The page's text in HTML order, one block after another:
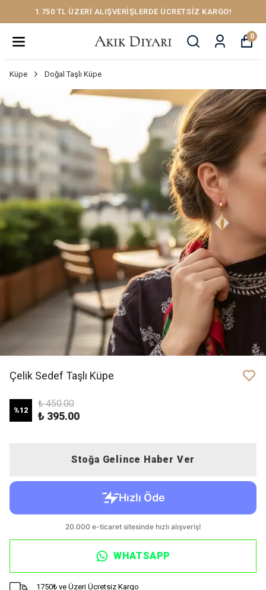
1.750 TL ÜZERİ ALIŞVERİŞLERDE ÜCRETSİZ KARGO!
0
Küpe Doğal Taşlı Küpe
Çelik Sedef Taşlı Küpe
%12
₺ 450.00
₺ 395.00
Stoğa Gelince Haber Ver
WHATSAPP
1750₺ ve Üzeri Ücretsiz Kargo